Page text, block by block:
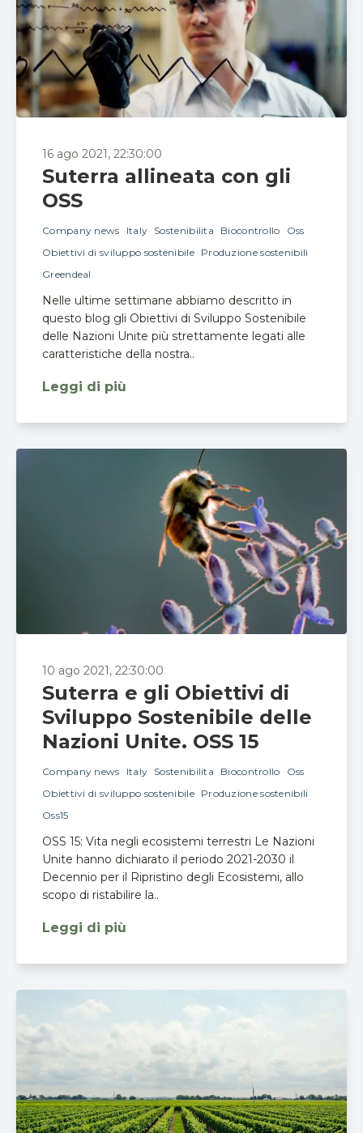
16 ago 2021, 22:30:00
Suterra allineata con gli
OSS
Company news Italy Sostenibilita Biocontrollo
Oss
Obiettivi di sviluppo sostenibile
Produzione sostenibili
Greendeal
Nelle ultime settimane abbiamo descritto in
questo blog gli Obiettivi di Sviluppo Sostenibile
delle Nazioni Unite più strettamente legati alle
caratteristiche della nostra..
Leggi di più
10 ago 2021, 22:30:00
Suterra e gli Obiettivi di
Sviluppo Sostenibile delle
Nazioni Unite. OSS 15
Company news Italy Sostenibilita Biocontrollo
Oss
Obiettivi di sviluppo sostenibile
Produzione sostenibili
Oss15
OSS 15: Vita negli ecosistemi terrestri Le Nazioni
Unite hanno dichiarato il periodo 2021-2030 il
Decennio per il Ripristino degli Ecosistemi, allo
scopo di ristabilire la..
Leggi di più